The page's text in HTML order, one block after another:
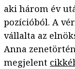
aki három év
pozícióból. A
vállalta az
Anna
megjelent